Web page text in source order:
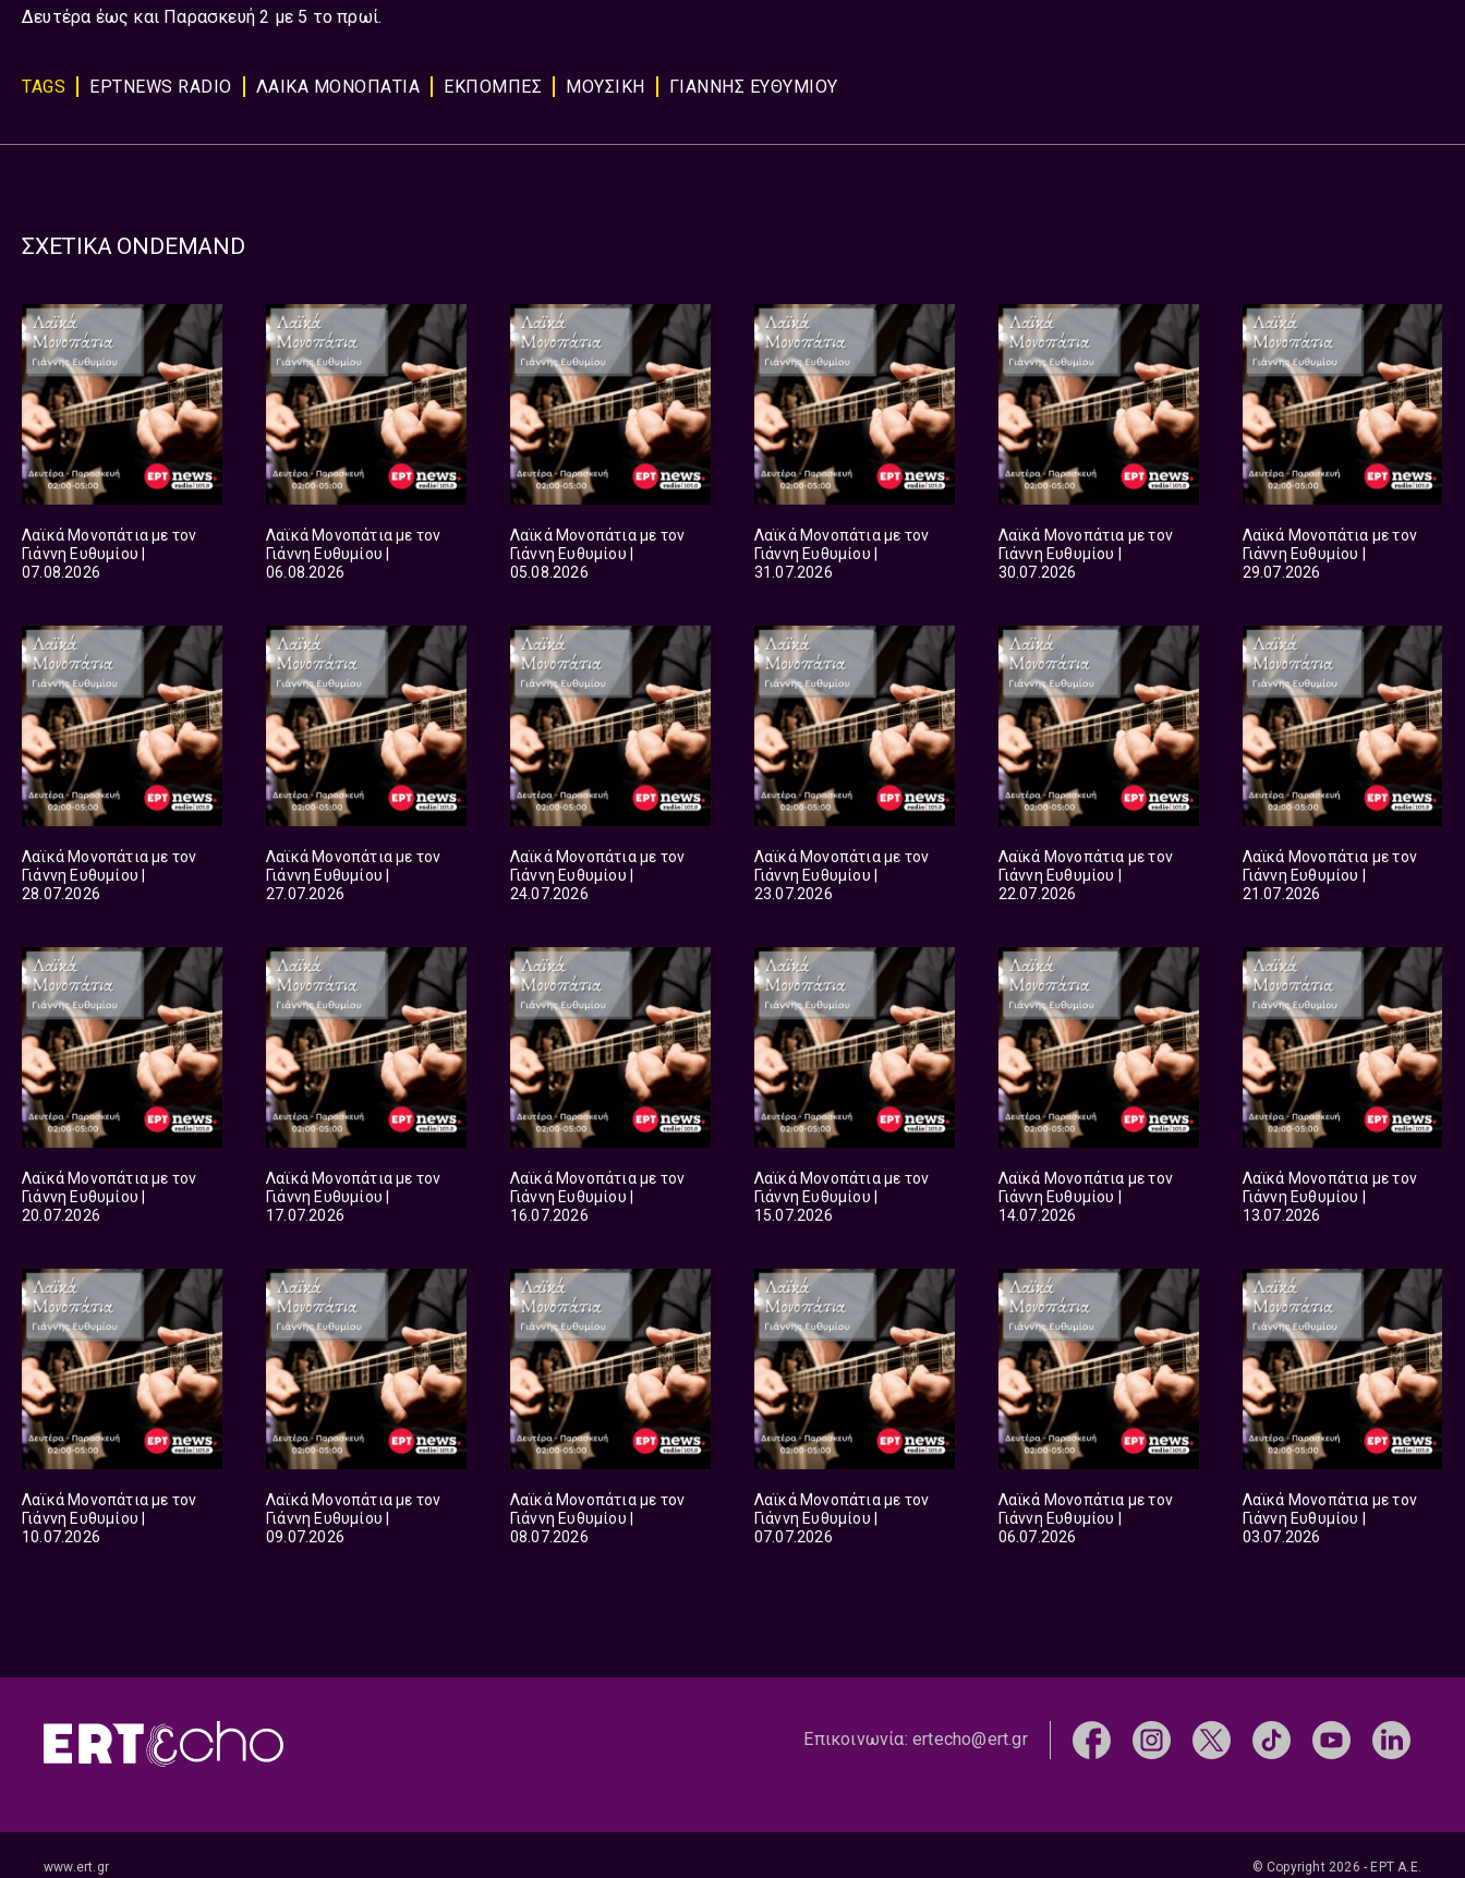
Δευτέρα έως και Παρασκευή 2 με 5 το πρωί.
TAGS ΕΡΤNEWS RADIO ΛΑΙΚΑ ΜΟΝΟΠΑΤΙΑ ΕΚΠΟΜΠΈΣ ΜΟΥΣΙΚΗ ΓΙΑΝΝΗΣ ΕΥΘΥΜΙΟΥ
ΣΧΕΤΙΚΑ ONDEMAND
Λαϊκά Μονοπάτια με τον
Γιάννη Ευθυμίου |
07.08.2026
Λαϊκά Μονοπάτια με τον
Γιάννη Ευθυμίου |
06.08.2026
Λαϊκά Μονοπάτια με τον
Γιάννη Ευθυμίου |
05.08.2026
Λαϊκά Μονοπάτια με τον
Γιάννη Ευθυμίου |
31.07.2026
Λαϊκά Μονοπάτια με τον
Γιάννη Ευθυμίου |
30.07.2026
Λαϊκά Μονοπάτια με τον
Γιάννη Ευθυμίου |
29.07.2026
Λαϊκά Μονοπάτια με τον
Γιάννη Ευθυμίου |
28.07.2026
Λαϊκά Μονοπάτια με τον
Γιάννη Ευθυμίου |
27.07.2026
Λαϊκά Μονοπάτια με τον
Γιάννη Ευθυμίου |
24.07.2026
Λαϊκά Μονοπάτια με τον
Γιάννη Ευθυμίου |
23.07.2026
Λαϊκά Μονοπάτια με τον
Γιάννη Ευθυμίου |
22.07.2026
Λαϊκά Μονοπάτια με τον
Γιάννη Ευθυμίου |
21.07.2026
Λαϊκά Μονοπάτια με τον
Γιάννη Ευθυμίου |
20.07.2026
Λαϊκά Μονοπάτια με τον
Γιάννη Ευθυμίου |
17.07.2026
Λαϊκά Μονοπάτια με τον
Γιάννη Ευθυμίου |
16.07.2026
Λαϊκά Μονοπάτια με τον
Γιάννη Ευθυμίου |
15.07.2026
Λαϊκά Μονοπάτια με τον
Γιάννη Ευθυμίου |
14.07.2026
Λαϊκά Μονοπάτια με τον
Γιάννη Ευθυμίου |
13.07.2026
Λαϊκά Μονοπάτια με τον
Γιάννη Ευθυμίου |
10.07.2026
Λαϊκά Μονοπάτια με τον
Γιάννη Ευθυμίου |
09.07.2026
Λαϊκά Μονοπάτια με τον
Γιάννη Ευθυμίου |
08.07.2026
Λαϊκά Μονοπάτια με τον
Γιάννη Ευθυμίου |
07.07.2026
Λαϊκά Μονοπάτια με τον
Γιάννη Ευθυμίου |
06.07.2026
Λαϊκά Μονοπάτια με τον
Γιάννη Ευθυμίου |
03.07.2026
Επικοινωνία:ertecho@ert.gr
www.ert.gr © Copyright 2026 - ΕΡΤ Α.Ε.